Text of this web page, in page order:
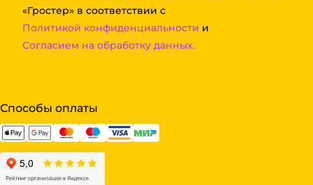
«Гростер» в соответствии с
Политикой конфиденциальности и
Согласием на обработку данных.
Способы оплаты